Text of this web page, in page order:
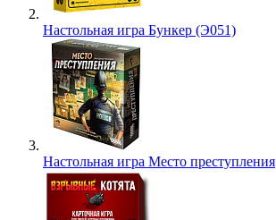
Настольная игра Бункер (Э051)
Настольная игра Место преступления